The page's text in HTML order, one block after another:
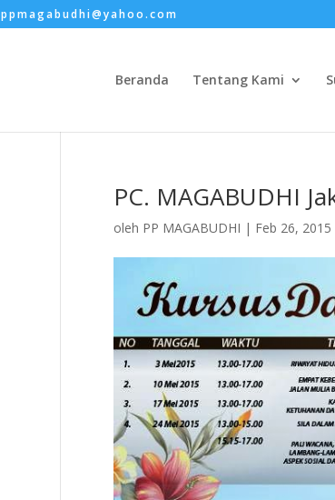
ppmagabudhi@yahoo.com
Beranda Tentang Kami
PC. MAGABUDHI
oleh PP MAGABUDHI | Feb 26, 2015